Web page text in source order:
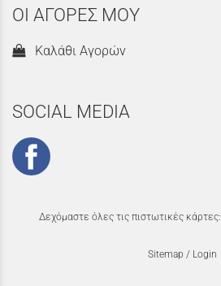
ΟΙ ΑΓΟΡΕΣ ΜΟΥ
Καλάθι Αγορών
SOCIAL MEDIA
Δεχόμαστε όλες τις πιστωτικές κάρτες:
Sitemap / Login